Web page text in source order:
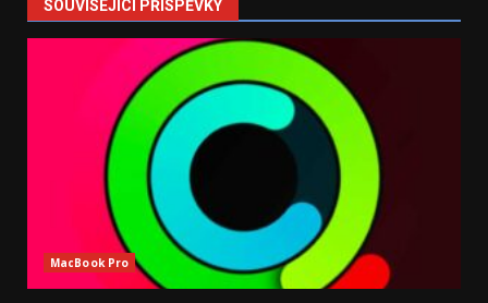
SOUVISEJÍCÍ PŘÍSPĚVKY
MacBook Pro